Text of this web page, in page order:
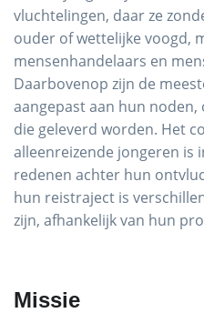
vluchtelingen, daar ze
ouder of wettelijke voogd,
mensenhandelaars en
Daarbovenop zijn de
aangepast aan hun
die geleverd worden. Het
alleenreizende jongeren is
redenen achter hun
hun reistraject is
zijn, afhankelijk van hun
Missie